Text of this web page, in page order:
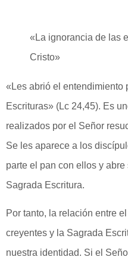
«La ignorancia de las
Cristo»
«Les abrió el entendimiento
Escrituras» (Lc 24,45). Es
realizados por el Señor
Se les aparece a los
parte el pan con ellos y
Sagrada Escritura.
Por tanto, la relación entre
creyentes y la Sagrada
nuestra identidad. Si el